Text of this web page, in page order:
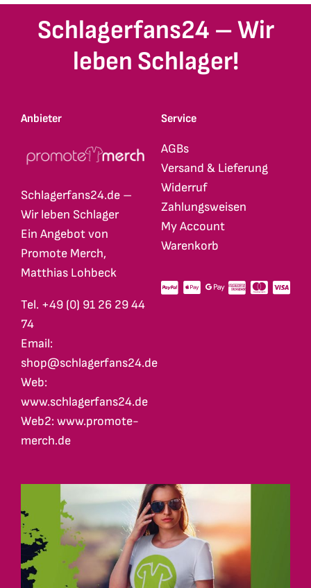
Optionen
können
auf
der
Optionen
können
der
Schlagerfans24 – Wir
leben Schlager!
Anbieter
Schlagerfans24.de –
Wir leben Schlager
Ein Angebot von
Promote Merch,
Matthias Lohbeck
Tel. +49 (0) 91 26 29 44
74
Email:
shop@schlagerfans24.de
Web:
www.schlagerfans24.de
Web2: www.promote-
merch.de
Service
AGBs
Versand & Lieferung
Widerruf
Zahlungsweisen
My Account
Warenkorb